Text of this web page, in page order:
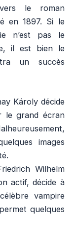
le roman
en 1897. Si le
n’est pas le
il est bien le
un succès
Károly décide
le grand écran
images
Wilhelm
actif, décide à
vampire
quelques